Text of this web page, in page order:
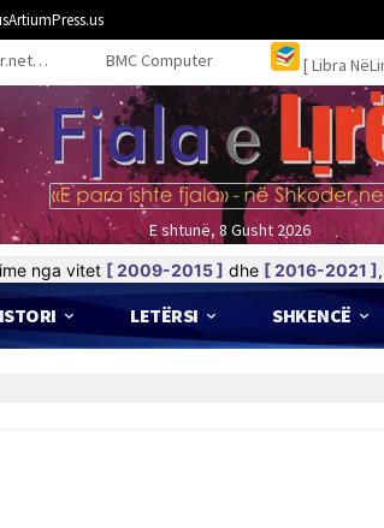
BMC Computer [ Libra
E shtunë, 8 Gusht 2026
nga vitet [ 2009-2015 ] dhe [ 2016-2021 ]
LETËRSI SHKENCË